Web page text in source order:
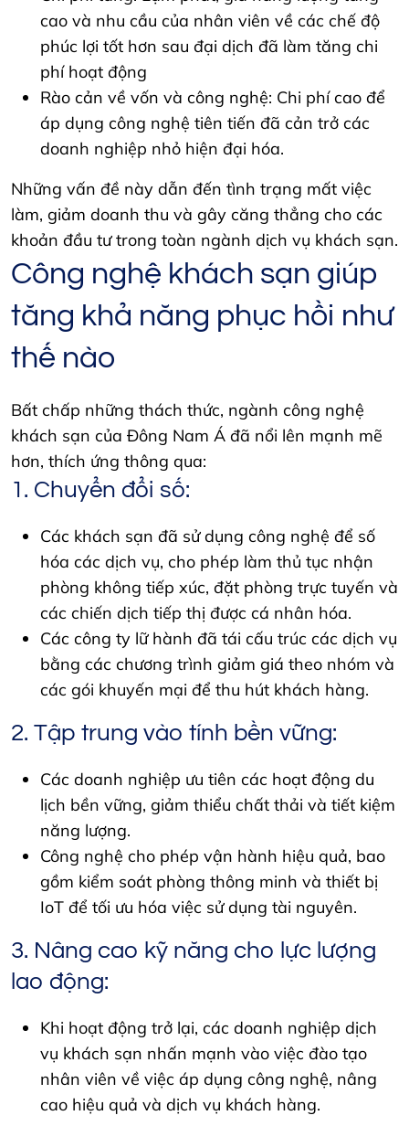
cao và nhu cầu của nhân viên về các chế độ
phúc lợi tốt hơn sau đại dịch đã làm tăng chi
phí hoạt động
Rào cản về vốn và công nghệ: Chi phí cao để
áp dụng công nghệ tiên tiến đã cản trở các
doanh nghiệp nhỏ hiện đại hóa.
Những vấn đề này dẫn đến tình trạng mất việc
làm, giảm doanh thu và gây căng thẳng cho các
khoản đầu tư trong toàn ngành dịch vụ khách sạn.
Công nghệ khách sạn giúp
tăng khả năng phục hồi như
thế nào
Bất chấp những thách thức, ngành công nghệ
khách sạn của Đông Nam Á đã nổi lên mạnh mẽ
hơn, thích ứng thông qua:
1. Chuyển đổi số:
Các khách sạn đã sử dụng công nghệ để số
hóa các dịch vụ, cho phép làm thủ tục nhận
phòng không tiếp xúc, đặt phòng trực tuyến và
các chiến dịch tiếp thị được cá nhân hóa.
Các công ty lữ hành đã tái cấu trúc các dịch vụ
bằng các chương trình giảm giá theo nhóm và
các gói khuyến mại để thu hút khách hàng.
2. Tập ​​trung vào tính bền vững:
Các doanh nghiệp ưu tiên các hoạt động du
lịch bền vững, giảm thiểu chất thải và tiết kiệm
năng lượng.
Công nghệ cho phép vận hành hiệu quả, bao
gồm kiểm soát phòng thông minh và thiết bị
IoT để tối ưu hóa việc sử dụng tài nguyên.
3. Nâng cao kỹ năng cho lực lượng
lao động:
Khi hoạt động trở lại, các doanh nghiệp dịch
vụ khách sạn nhấn mạnh vào việc đào tạo
nhân viên về việc áp dụng công nghệ, nâng
cao hiệu quả và dịch vụ khách hàng.